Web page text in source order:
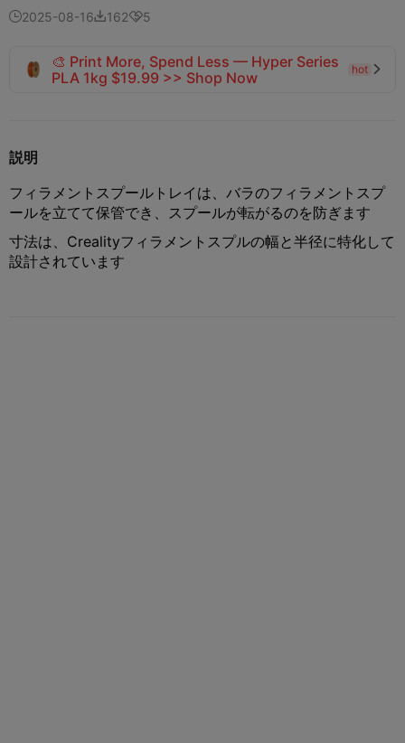
2025-08-161625
🎨 Print More, Spend Less — Hyper Series
PLA 1kg $19.99 >> Shop Now
hot 
説明
フィラメントスプールトレイは、バラのフィラメントスプ
ールを立てて保管でき、スプールが転がるのを防ぎます
寸法は、Crealityフィラメントスプルの幅と半径に特化して
設計されています